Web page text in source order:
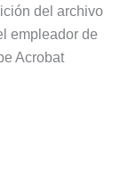
del archivo
empleador de
Acrobat